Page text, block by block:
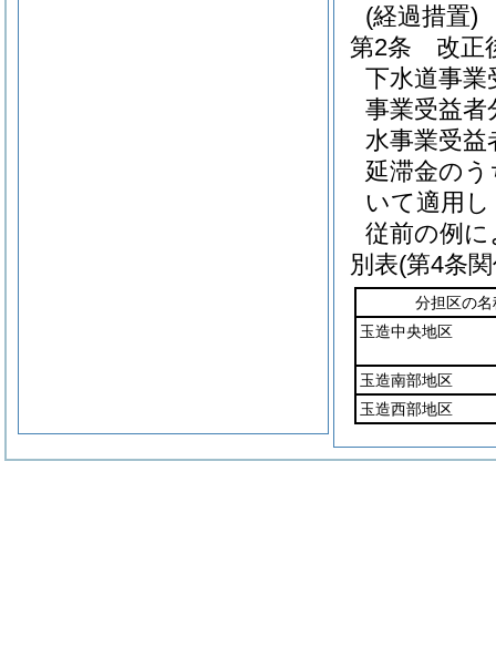
(経過措置)
第2条
改正
下水道事業
事業受益者
水事業受
延滞金の
いて適用
従前の例
別表(第4条
分担区の名
玉造中央地区
玉造南部地区
玉造西部地区